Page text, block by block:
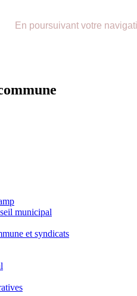
En poursuivant votre
municipal
et syndicats